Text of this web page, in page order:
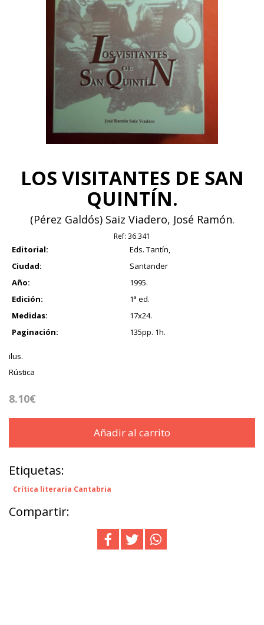
LOS VISITANTES DE SAN
QUINTÍN.
(Pérez Galdós) Saiz Viadero, José Ramón.
Ref: 36.341
Editorial:
Eds. Tantín,
Ciudad:
Santander
Año:
1995.
Edición:
1ª ed.
Medidas:
17x24.
Paginación:
135pp. 1h.
ilus.
Rústica
8.10€
Añadir al carrito
Etiquetas:
Crítica literaria Cantabria
Compartir: